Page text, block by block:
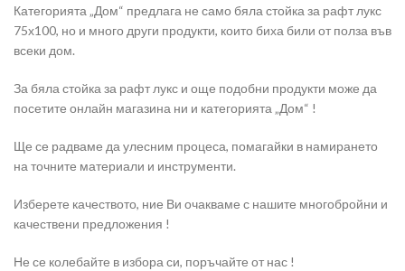
Категорията „Дом“ предлага не само бяла стойка за рафт лукс
75х100, но и много други продукти, които биха били от полза във
всеки дом.
За бяла стойка за рафт лукс и още подобни продукти може да
посетите онлайн магазина ни и категорията „Дом“ !
Ще се радваме да улесним процеса, помагайки в намирането
на точните материали и инструменти.
Изберете качеството, ние Ви очакваме с нашите многобройни и
качествени предложения !
Не се колебайте в избора си, поръчайте от нас !